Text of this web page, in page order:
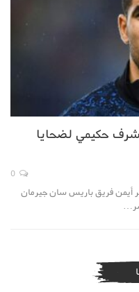
حكيمي لضحايا
أيمن فريق باريس سان جيرمان